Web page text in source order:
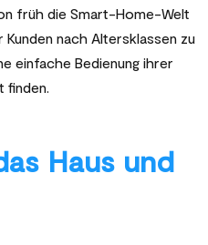
früh die Smart-Home-Welt
nach Altersklassen zu
einfache Bedienung ihrer
finden.
Haus und